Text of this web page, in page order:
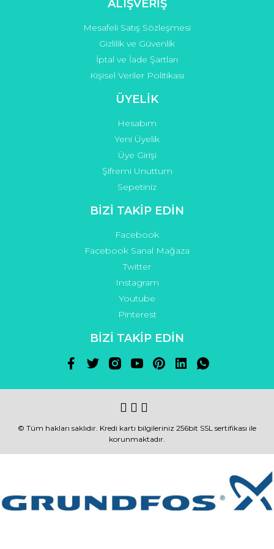
ALIŞVERİŞ
Mesafeli Satış Sözleşmesi
Gizlilik ve Güvenlik
İptal ve İade Şartları
Kişisel Veriler Politikası
ÜYELİK
Hesabım
Yeni Üyelik
Üye Girişi
Şifremi Unuttum
Sepetiniz
BİZİ TAKİP EDİN
Facebook
Facebook Sanal Mağaza
Twitter
Instagram
Youtube
Pinterest
BİZİ TAKİP EDİN
© Tüm hakları saklıdır. Kredi kartı bilgileriniz 256bit SSL sertifikası ile
korunmaktadır.